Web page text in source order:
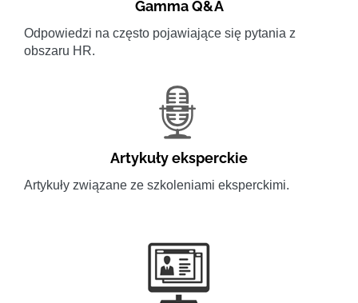
Gamma Q&A
Odpowiedzi na często pojawiające się pytania z
obszaru HR.
Artykuły eksperckie
Artykuły związane ze szkoleniami eksperckimi.